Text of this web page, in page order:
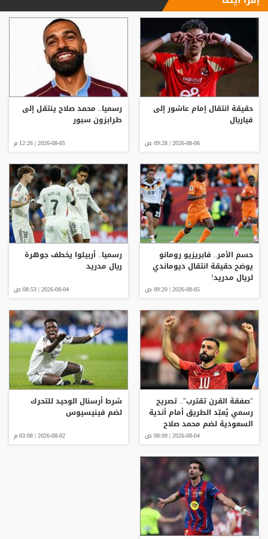
حقيقة انتقال إمام عاشور إلى
فياريال
2026-08-06 | 09:28 ص
رسميا.. محمد صلاح ينتقل إلى
طرابزون سبور
2026-08-05 | 12:26 م
حسم الأمر.. فابريزيو رومانو
يوضح حقيقة انتقال ديوماندي
لريال مدريد!
2026-08-05 | 09:20 ص
رسميا.. أربيلوا يخطف جوهرة
ريال مدريد
2026-08-04 | 08:53 ص
"صفقة القرن تقترب".. تصريح
رسمي يُعبّد الطريق أمام أندية
السعودية لضم محمد صلاح
2026-08-04 | 08:09 ص
شرط أرسنال الوحيد للتحرك
لضم فينيسيوس
2026-08-02 | 03:08 م